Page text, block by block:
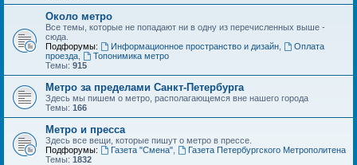
Около метро
Все темы, которые не попадают ни в одну из перечисленных выше -
сюда.
Подфорумы:
Информационное пространство и дизайн,
Оплата
проезда
Топонимика метро
Темы: 915
Метро за пределами Санкт-Петербурга
Здесь мы пишем о метро, располагающемся вне нашего города
Темы: 166
Метро и пресса
Здесь все вещи, которые пишут о метро в прессе.
Подфорумы:
Газета "Смена",
Газета Петербургского Метрополитена
Темы: 1832